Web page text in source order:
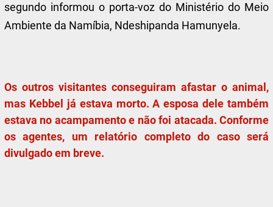
segundo informou o porta-voz do Ministério do Meio
Ambiente da Namíbia, Ndeshipanda Hamunyela.
Os outros visitantes conseguiram afastar o animal,
mas Kebbel já estava morto. A esposa dele também
estava no acampamento e não foi atacada. Conforme
os agentes, um relatório completo do caso será
divulgado em breve.